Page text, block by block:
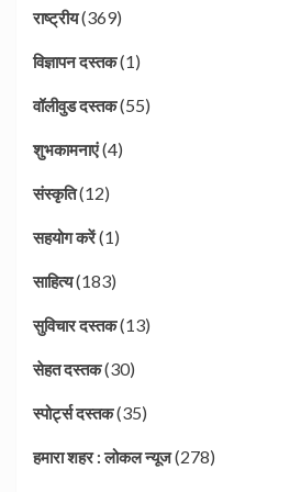
राष्ट्रीय(369)
विज्ञापन दस्तक(1)
वॉलीवुड दस्तक(55)
शुभकामनाएं(4)
संस्कृति(12)
सहयोग करें(1)
साहित्य(183)
सुविचार दस्तक(13)
सेहत दस्तक(30)
स्पोर्ट्स दस्तक(35)
हमारा शहर : लोकल न्यूज(278)